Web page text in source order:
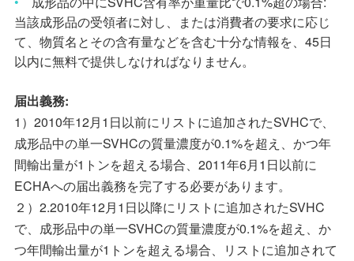
当該成形品の受領者に対し、または消費者の要求に応じ
て、物質名とその含有量などを含む十分な情報を、 45日
以内に無料で提供しなければなりません。
届出義務:
1 ） 2010年12月1 日以前にリストに追加されたSVHCで、
成形品中の単一SVHCの質量濃度が0.1%を超え、かつ年
間輸出量が1 トンを超える場合、 2011年6月1 日以前に
ECHAへの届出義務を完了する必要があります。
２） 2.2010年12月1 日以降にリストに追加されたSVHC
で、成形品中の単一SVHCの質量濃度が0.1%を超え、か
つ年間輸出量が1 トンを超える場合、リストに追加されて